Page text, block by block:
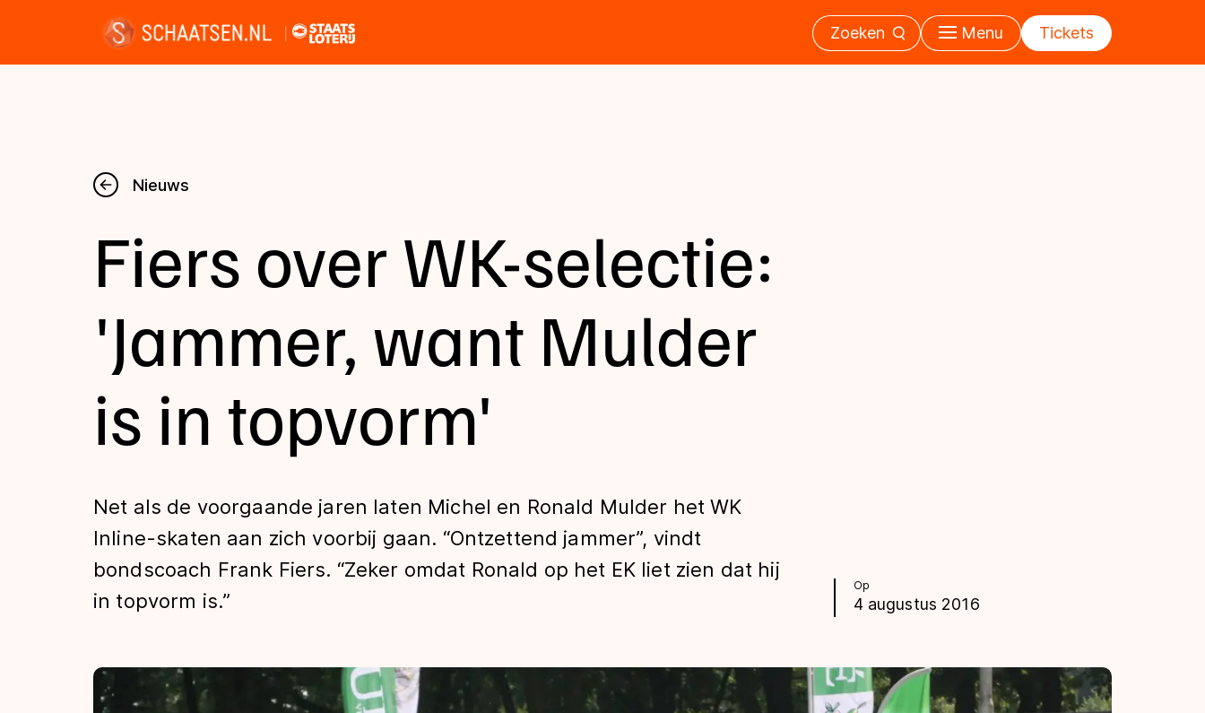
Zoeken Menu Tickets
Nieuws
Kalender
Uitslagen
Tijden & historie
De weg op
Schaatsfans
Nieuws
Op
4 augustus 2016
Fiers over WK-selectie:
'Jammer, want Mulder
is in topvorm'
Net als de voorgaande jaren laten Michel en Ronald Mulder het WK
Inline-skaten aan zich voorbij gaan. “Ontzettend jammer”, vindt
bondscoach Frank Fiers. “Zeker omdat Ronald op het EK liet zien dat hij
in topvorm is.”